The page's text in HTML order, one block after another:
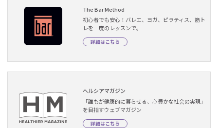
The Bar Method
初心者でも安心！バレエ、ヨガ、ピラティス、筋ト
レを一度のレッスンで。
詳細はこちら
ヘルシアマガジン
「誰もが健康的に暮らせる、心豊かな社会の実現」
を目指すウェブマガジン
詳細はこちら